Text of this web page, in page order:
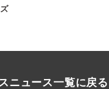
ニュース一覧に戻る